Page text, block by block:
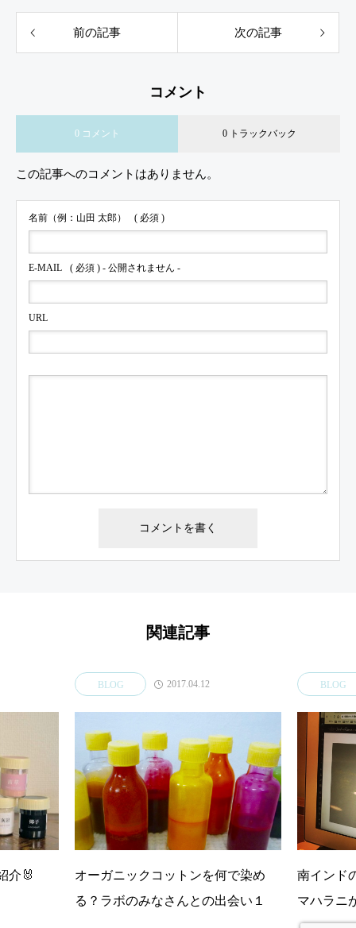
前の記事 次の記事
コメント
0 コメント 0 トラックバック
この記事へのコメントはありません。
名前（例：山田 太郎） ( 必須 )
E-MAIL ( 必須 ) - 公開されません -
URL
関連記事
介🐰
BLOG 2017.04.12
オーガニックコットンを何で染め
る？ラボのみなさんとの出会い１
BLOG
南インド
マハラニ